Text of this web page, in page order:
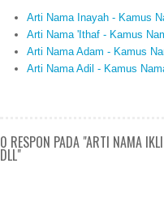
Arti Nama Inayah - Kamus
Arti Nama 'Ithaf - Kamus
Arti Nama Adam - Kamus
Arti Nama Adil - Kamus
0 RESPON PADA "ARTI NAMA
DLL"